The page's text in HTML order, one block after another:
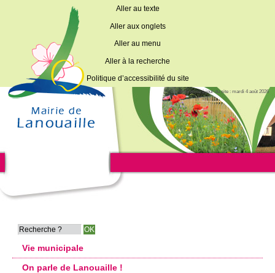
Aller au texte
Aller aux onglets
Aller au menu
Aller à la recherche
Politique d’accessibilité du site
Dernière mise à jour du site : mardi 4 août 2026
Vie municipale
On parle de Lanouaille !